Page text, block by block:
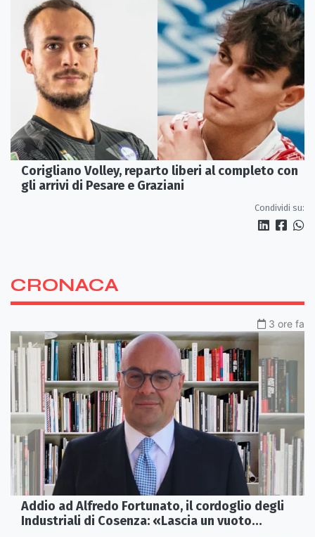
Corigliano Volley, reparto liberi al completo con
gli arrivi di Pesare e Graziani
Condividi su:
CRONACA
3 ore fa
Addio ad Alfredo Fortunato, il cordoglio degli
Industriali di Cosenza: «Lascia un vuoto